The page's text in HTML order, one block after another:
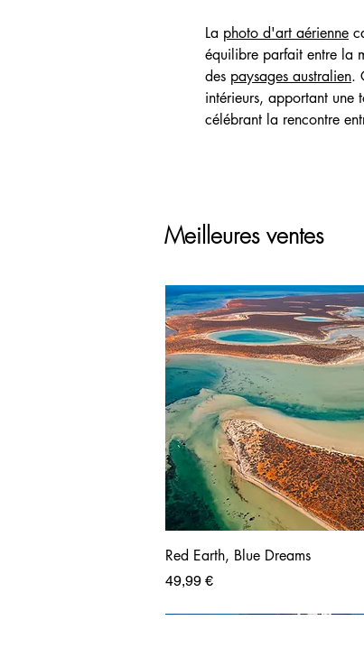
La photo d'art aérienne
équilibre parfait entre la
des paysages australien.
intérieurs, apportant une
célébrant la rencontre
Meilleures ventes
Red Earth, Blue Dreams
Prix
49,99 €